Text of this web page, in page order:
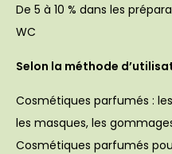
De 5 à 10 % dans les
WC
Selon la méthode
Cosmétiques parfumés :
les masques, les
Cosmétiques parfumés